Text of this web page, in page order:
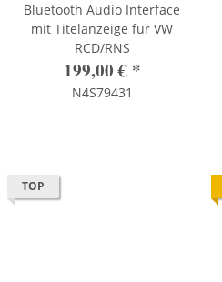
Bluetooth Audio Interface
mit Titelanzeige für VW
RCD/RNS
199,00 € *
N4S79431
TOP